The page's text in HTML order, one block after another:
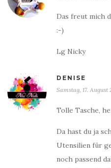
Das freut mich
:-)
Lg Nicky
DENISE
Samstag, 17. August
Tolle Tasche,
Da hast du ja
Utensilien für
noch passend